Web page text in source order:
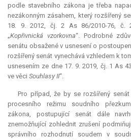
podle stavebního zákona je třeba
nezákonným zásahem, který rozšířený
18. 9. 2012, čj. 2 As 86/2010-76, č.
„Kopřivnická vzorkovna“. Podrobné
senátu obsažené v usnesení o
rozšířený senát vynechává vzhledem k
usnesením ze dne 17. 9. 2019, čj. 1 As
ve věci Souhlasy II“.
Pro případ, že by se rozšířený
procesního režimu soudního
zákona, postupující senát dále
znemožňující zohlednit zrušení
správního rozhodnutí soudem v